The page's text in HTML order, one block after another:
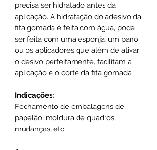
precisa ser hidratado antes da
aplicação. A hidratação do adesivo da
fita gomada é feita com água, pode
ser feita com uma esponja, um pano
ou os aplicadores que além de ativar
o desivo perfeitamente, facilitam a
aplicação e o corte da fita gomada.
Indicações:
Fechamento de embalagens de
papelão, moldura de quadros,
mudanças, etc.